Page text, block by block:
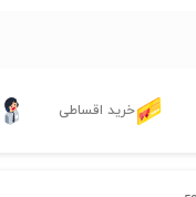
خرید اقساطی